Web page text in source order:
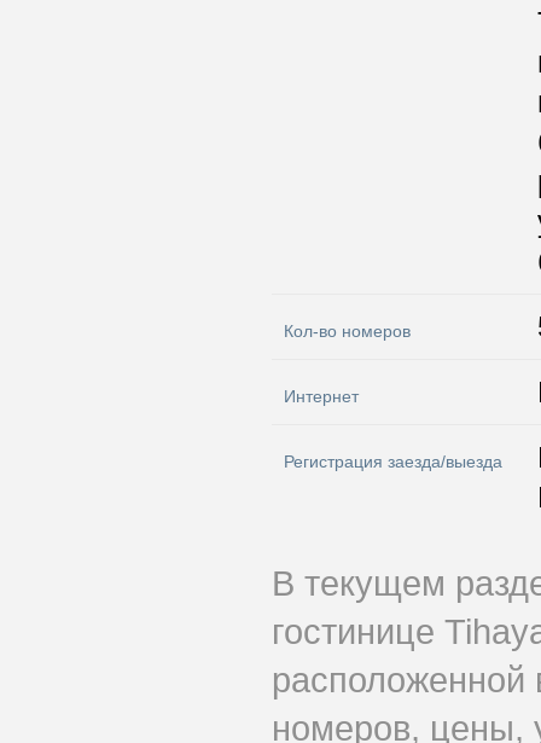
Кол-во номеров
Интернет
Регистрация заезда/выезда
В текущем
гостинице
расположенной
номеров, цены,